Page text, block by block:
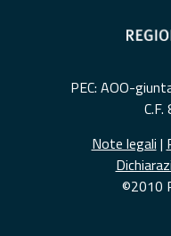
PEC: AOO-
Note legali |
©2010